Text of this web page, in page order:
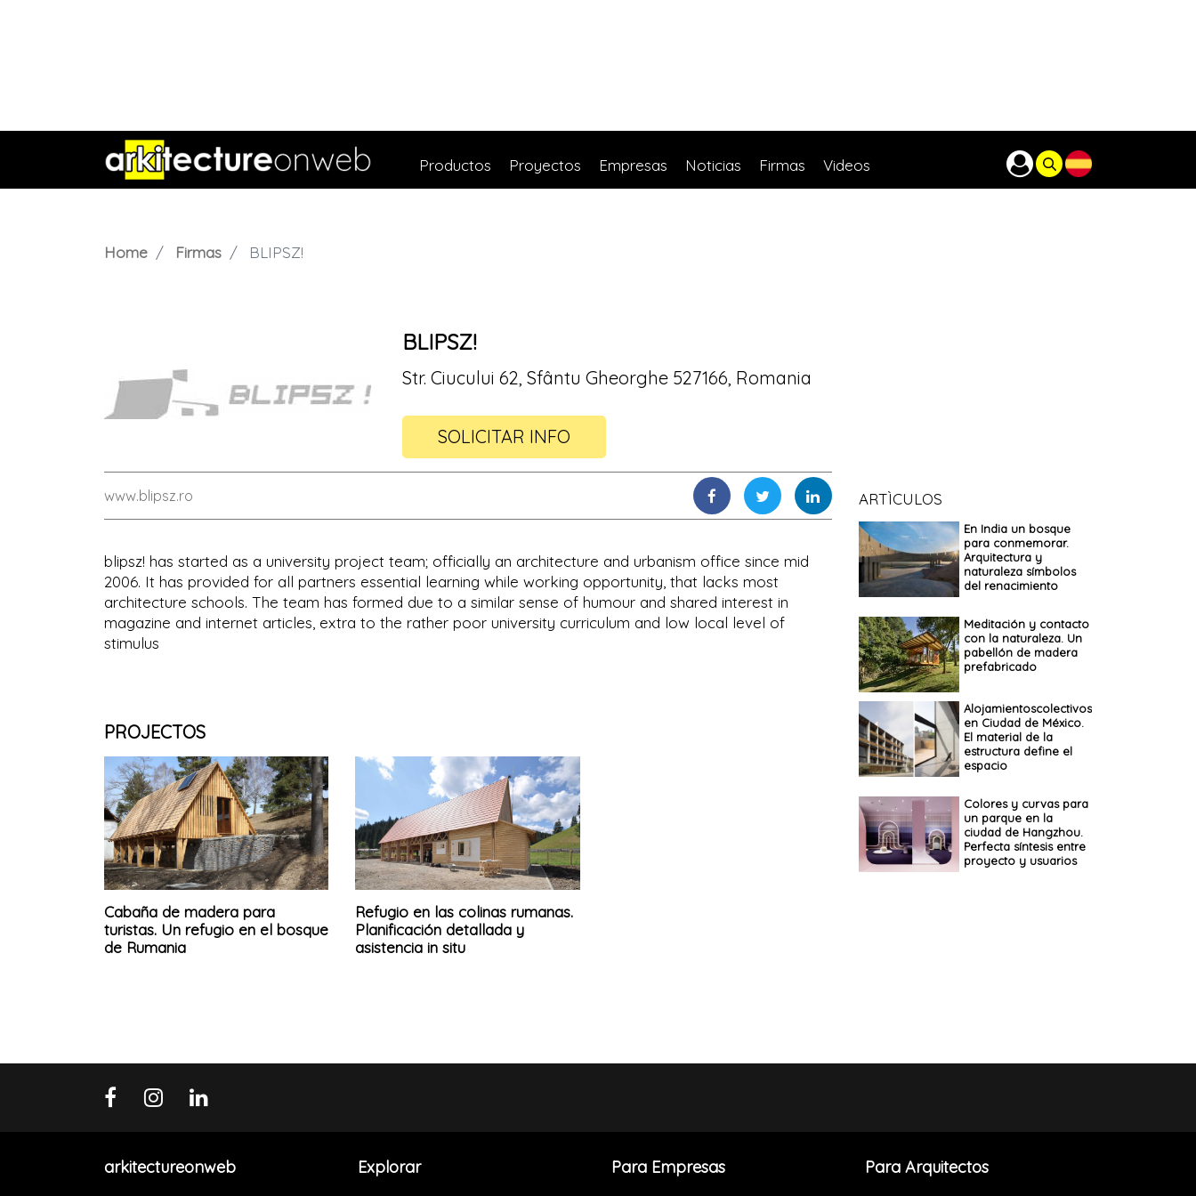
Productos Proyectos Empresas Noticias Firmas Videos
Home Firmas BLIPSZ!
BLIPSZ!
Str. Ciucului 62, Sfântu Gheorghe 527166, Romania
SOLICITAR INFO
www.blipsz.ro
blipsz! has started as a university project team; officially an architecture and urbanism office since mid
2006. It has provided for all partners essential learning while working opportunity, that lacks most
architecture schools. The team has formed due to a similar sense of humour and shared interest in
magazine and internet articles, extra to the rather poor university curriculum and low local level of
stimulus
PROJECTOS
Cabaña de madera para
turistas. Un refugio en el bosque
de Rumania
Refugio en las colinas rumanas.
Planificación detallada y
asistencia in situ
ARTÌCULOS
En India un bosque
para conmemorar.
Arquitectura y
naturaleza símbolos
del renacimiento
Meditación y contacto
con la naturaleza. Un
pabellón de madera
prefabricado
Alojamientoscolectivos
en Ciudad de México.
El material de la
estructura define el
espacio
Colores y curvas para
un parque en la
ciudad de Hangzhou.
Perfecta síntesis entre
proyecto y usuarios
arkitectureonweb Explorar Para Empresas Para Arquitectos